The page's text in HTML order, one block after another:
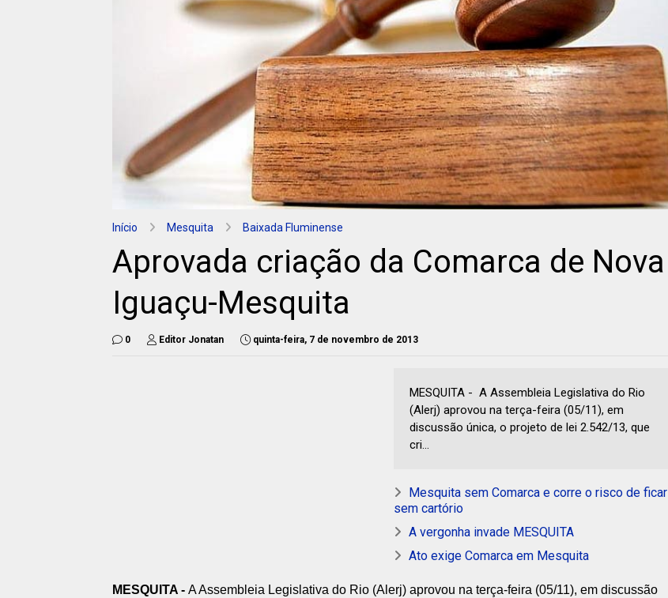
Início Mesquita Baixada Fluminense
Aprovada criação da Comarca de Nova
Iguaçu-Mesquita
0 Editor Jonatan quinta-feira, 7 de novembro de 2013
MESQUITA - A Assembleia Legislativa do Rio
(Alerj) aprovou na terça-feira (05/11), em
discussão única, o projeto de lei 2.542/13, que
cri...
Mesquita sem Comarca e corre o risco de ficar
sem cartório
A vergonha invade MESQUITA
Ato exige Comarca em Mesquita
MESQUITA - A Assembleia Legislativa do Rio (Alerj) aprovou na terça-feira (05/11), em discussão